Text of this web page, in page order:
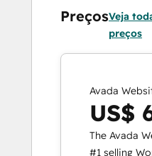
PreçosVeja
preços
Avada
US$
The Avada
#1 selling